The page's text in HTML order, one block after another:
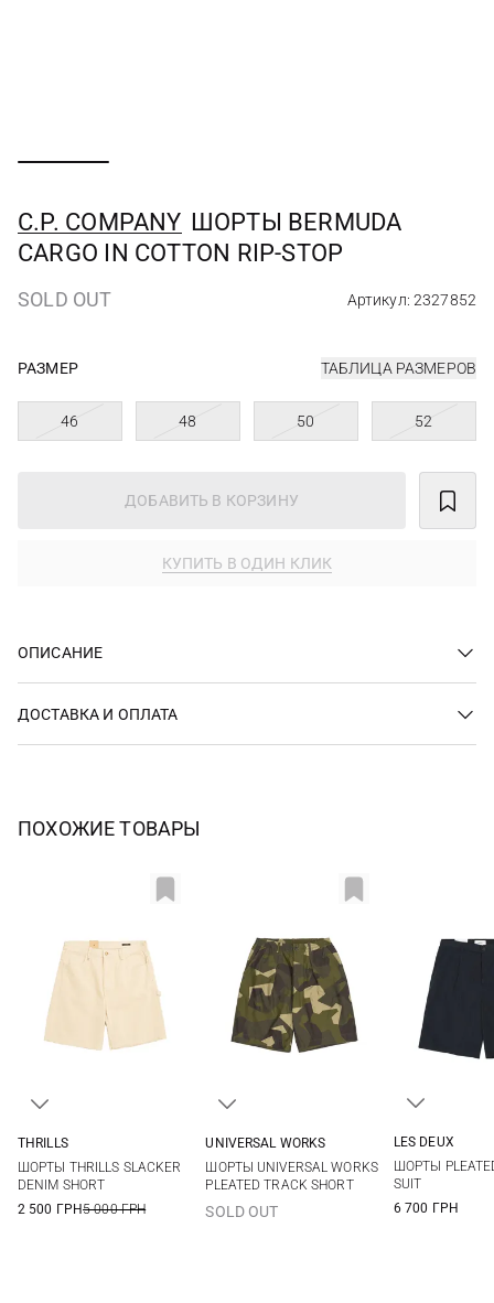
C.P. COMPANY ШОРТЫ BERMUDA
CARGO IN COTTON RIP-STOP
SOLD OUT Артикул: 2327852
РАЗМЕР ТАБЛИЦА РАЗМЕРОВ
46 48 50 52
ДОБАВИТЬ В КОРЗИНУ
КУПИТЬ В ОДИН КЛИК
ОПИСАНИЕ
ДОСТАВКА И ОПЛАТА
ПОХОЖИЕ ТОВАРЫ
THRILLS
ШОРТЫ THRILLS SLACKER
DENIM SHORT
2 500 ГРН5 000 ГРН
38
UNIVERSAL WORKS
ШОРТЫ UNIVERSAL WORKS
PLEATED TRACK SHORT
SOLD OUT
34
LES DEUX
ШОРТЫ
SUIT
6 700 ГРН